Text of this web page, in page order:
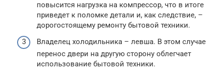
повысится нагрузка на компрессор, что в итоге
приведет к поломке детали и, как следствие, –
дорогостоящему ремонту бытовой техники.
Владелец холодильника – левша. В этом случае
перенос двери на другую сторону облегчает
использование бытовой техники.